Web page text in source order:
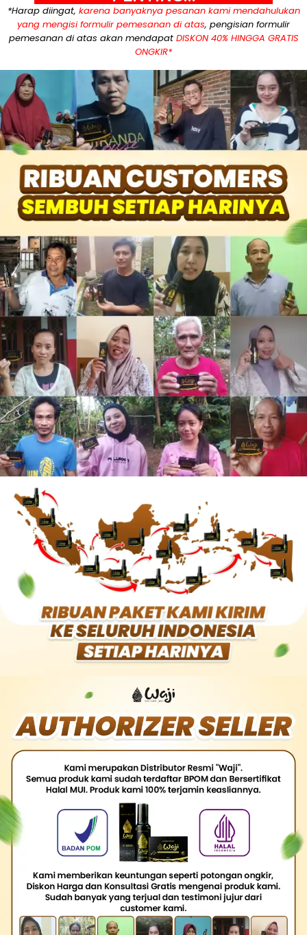
*Harap diingat, karena banyaknya pesanan kami mendahulukan
yang mengisi formulir pemesanan di atas, pengisian formulir
pemesanan di atas akan mendapat DISKON 40% HINGGA GRATIS
ONGKIR*